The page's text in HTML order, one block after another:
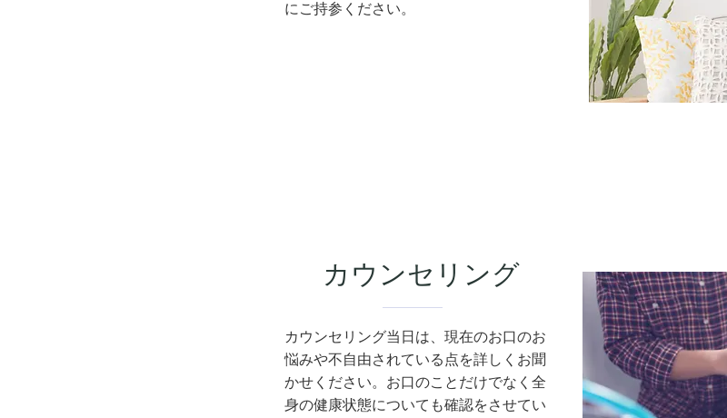
にご持参ください。
カウンセリング
カウンセリング当日は、現在のお口のお
悩みや不自由されている点を詳しくお聞
かせください。お口のことだけでなく全
身の健康状態についても確認をさせてい